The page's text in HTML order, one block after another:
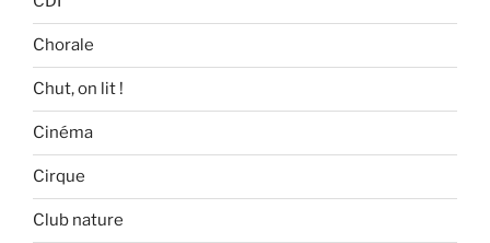
Chorale
Chut, on lit !
Cinéma
Cirque
Club nature